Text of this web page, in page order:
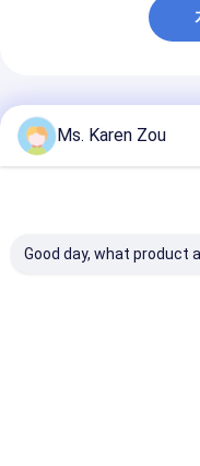
추천된 제품
Ms. Karen Zou
Good day, what product